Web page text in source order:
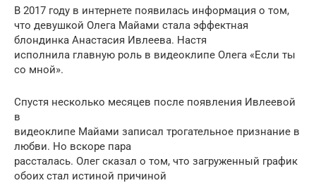
В 2017 году в интернете появилась информация о том,
что девушкой Олега Майами стала эффектная
блондинка Анастасия Ивлеева. Настя
исполнила главную роль в видеоклипе Олега «Если ты
со мной».
Спустя несколько месяцев после появления Ивлеевой
в
видеоклипе Майами записал трогательное признание в
любви. Но вскоре пара
рассталась. Олег сказал о том, что загруженный график
обоих стал истиной причиной